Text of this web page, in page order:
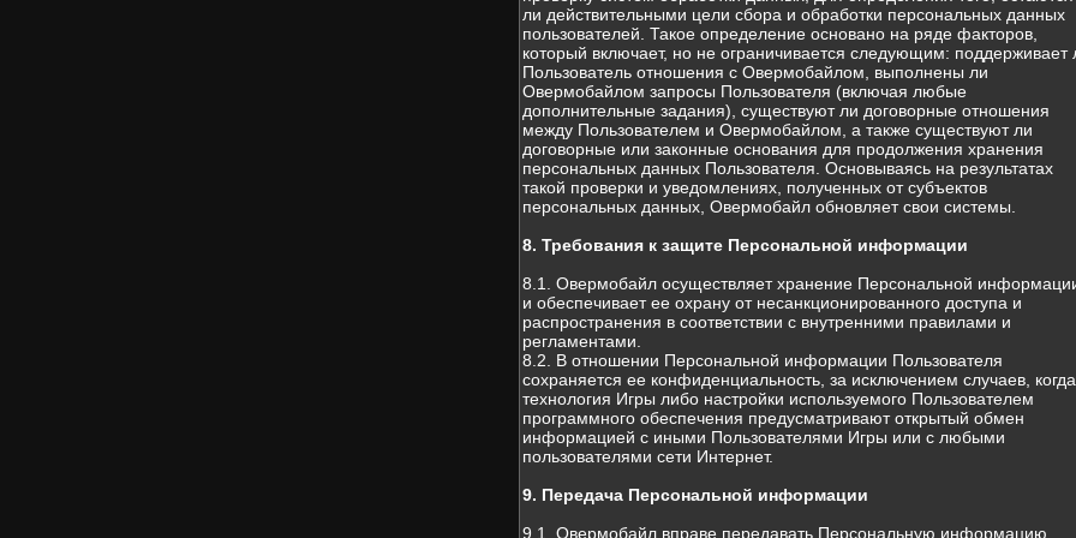
ли действительными цели сбора и обработки персональных данных
пользователей. Такое определение основано на ряде факторов,
который включает, но не ограничивается следующим: поддерживает
Пользователь отношения с Овермобайлом, выполнены ли
Овермобайлом запросы Пользователя (включая любые
дополнительные задания), существуют ли договорные отношения
между Пользователем и Овермобайлом, а также существуют ли
договорные или законные основания для продолжения хранения
персональных данных Пользователя. Основываясь на результатах
такой проверки и уведомлениях, полученных от субъектов
персональных данных, Овермобайл обновляет свои системы.
8. Требования к защите Персональной информации
8.1. Овермобайл осуществляет хранение Персональной
и обеспечивает ее охрану от несанкционированного доступа и
распространения в соответствии с внутренними правилами и
регламентами.
8.2. В отношении Персональной информации Пользователя
сохраняется ее конфиденциальность, за исключением случаев, когда
технология Игры либо настройки используемого Пользователем
программного обеспечения предусматривают открытый обмен
информацией с иными Пользователями Игры или с любыми
пользователями сети Интернет.
9. Передача Персональной информации
9.1. Овермобайл вправе передавать Персональную информацию